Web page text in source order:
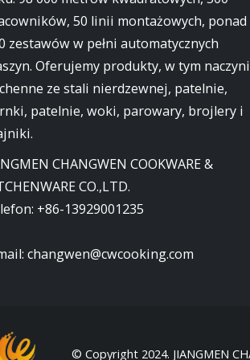
50 linii montażowych, ponad
zestawów w pełni automatycznych
Oferujemy produkty, w tym
ze stali nierdzewnej, patelnie,
patelnie, woki, parowary, brojlery i
CHANGWEN COOKWARE &
CO.,LTD.
+86-13929001235
changwen@cwcooking.com
© Copyright 2024. JIANGMEN